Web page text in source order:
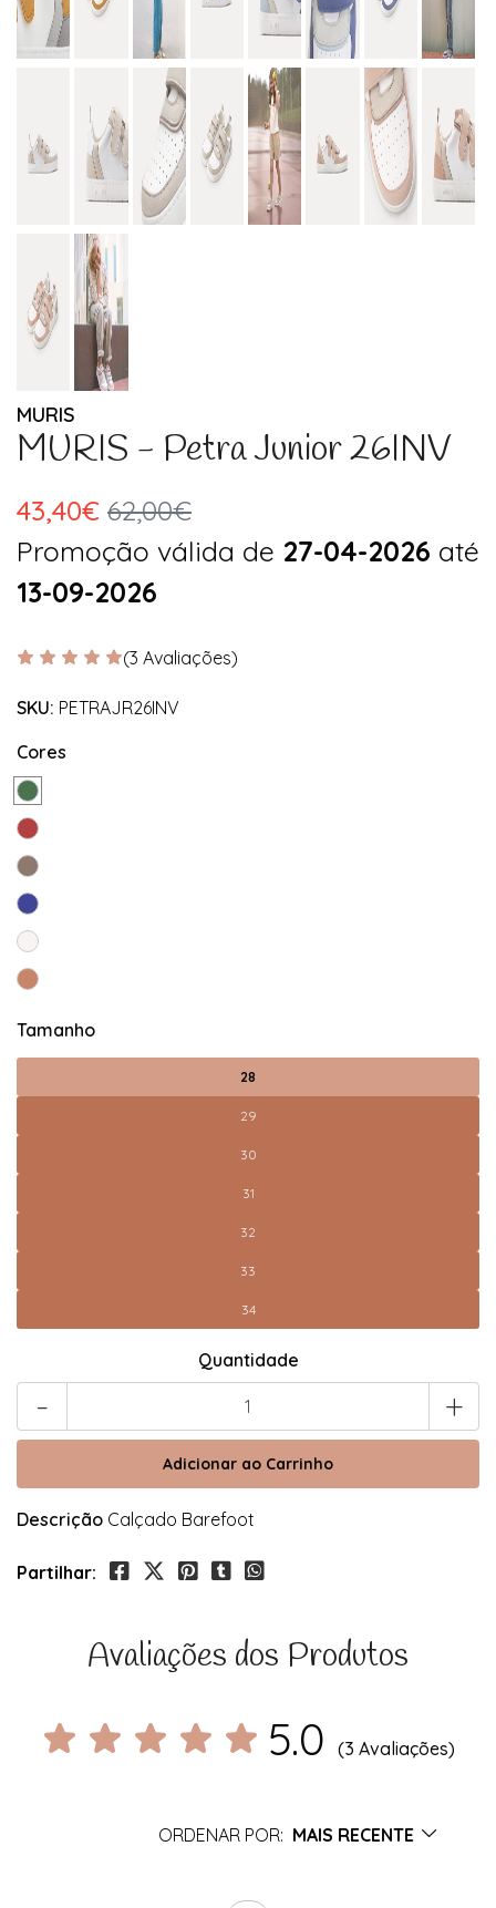
MURIS
MURIS - Petra Junior 26INV
43,40€ 62,00€
Promoção válida de 27-04-2026 até
13-09-2026
(3 Avaliações)
SKU: PETRAJR26INV
Cores
Tamanho
28
29
30
31
32
33
34
Quantidade
- +
Descrição Calçado Barefoot
Partilhar:
Avaliações dos Produtos
5.0 (3 Avaliações)
ORDENAR POR: MAIS RECENTE